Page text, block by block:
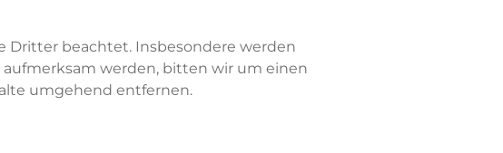
Dritter beachtet. Insbesondere werden
werden, bitten wir um einen
umgehend entfernen.